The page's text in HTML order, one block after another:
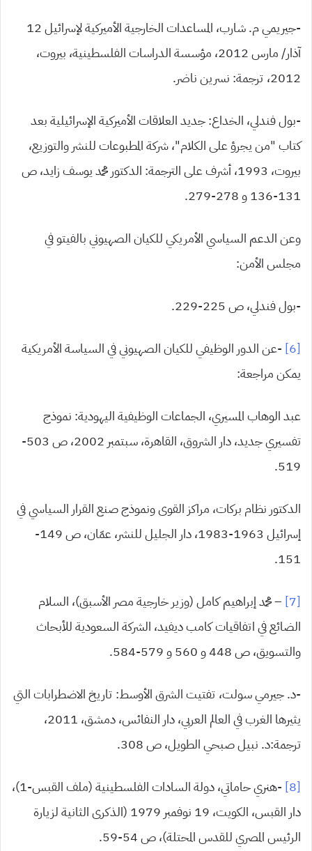
-جيريمي م. شارب، المساعدات الخارجية الأميركية لإسرائيل 12
آذار/ مارس 2012، مؤسسة الدراسات الفلسطينية، بيروت،
2012، ترجمة: نسرين ناضر.
-بول فندلي، الخداع: جديد العلاقات الأميركية الإسرائيلية بعد
كتاب “من يجرؤ على الكلام”، شركة المطبوعات للنشر والتوزيع،
بيروت، 1993، أشرف على الترجمة: الدكتور محمد يوسف زايد، ص
131-136 و 278-279.
وعن الدعم السياسي الأمريكي للكيان الصهيوني بالفيتو في
مجلس الأمن:
-بول فندلي، ص 225-229.
[6]
-عن الدور الوظيفي للكيان الصهيوني في السياسة الأمريكية
يمكن مراجعة:
عبد الوهاب المسيري، الجماعات الوظيفية اليهودية: نموذج
تفسيري جديد، دار الشروق، القاهرة، سبتمبر 2002، ص 503-
519.
الدكتور نظام بركات، مراكز القوى ونموذج صنع القرار السياسي في
إسرائيل 1963-1983، دار الجليل للنشر، عمّان، ص 149-
151.
[7]
– محمد إبراهيم كامل (وزير خارجية مصر الأسبق)، السلام
الضائع في اتفاقيات كامب ديفيد، الشركة السعودية للأبحاث
والتسويق، ص 448 و 560 و 579-584.
-د. جيرمي سولت، تفتيت الشرق الأوسط: تاريخ الاضطرابات التي
يثيرها الغرب في العالم العربي، دار النفائس، دمشق، 2011،
ترجمة:د. نبيل صبحي الطويل، ص 308.
[8]
-هنري حاماتي، دولة السادات الفلسطينية (ملف القبس-1)،
دار القبس، الكويت، 19 نوفمبر 1979 (الذكرى الثانية لزيارة
الرئيس المصري للقدس المحتلة)، ص 54-59.